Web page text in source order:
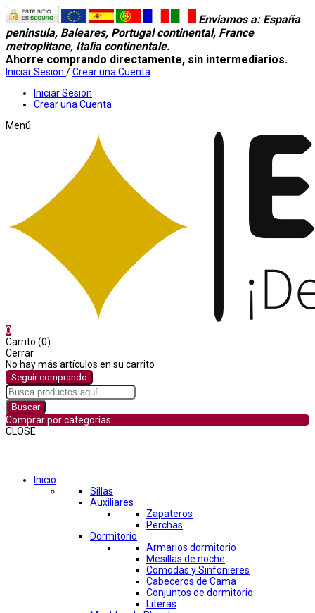
Enviamos a: España
peninsula, Baleares, Portugal continental, France
metroplitane, Italia continentale.
Ahorre comprando directamente, sin intermediarios.
Iniciar Sesion /Crear una Cuenta
Iniciar Sesion
Crear una Cuenta
Menú
0
Carrito (0)
Cerrar
No hay más artículos en su carrito
Seguir comprando
Buscar
Comprar por categorías
CLOSE
Inicio
Sillas
Auxiliares
Zapateros
Perchas
Dormitorio
Armarios dormitorio
Mesillas de noche
Comodas y Sinfonieres
Cabeceros de Cama
Conjuntos de dormitorio
Literas